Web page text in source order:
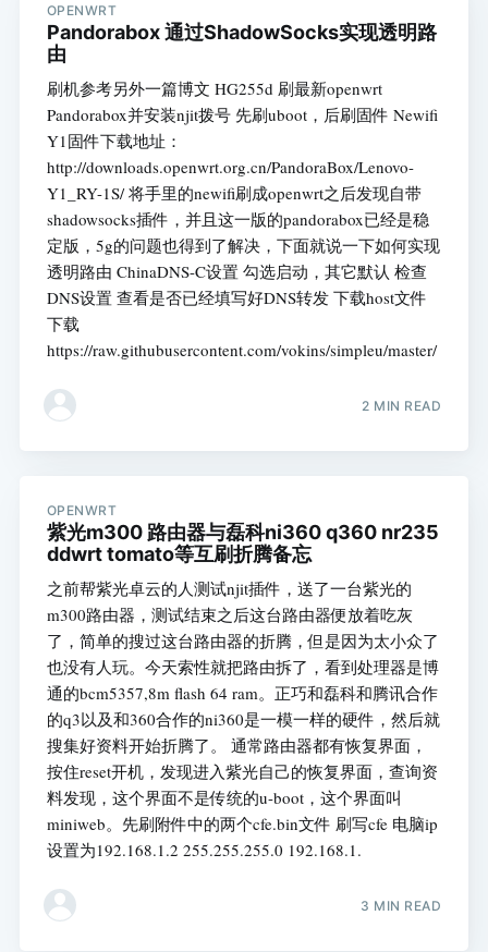
OPENWRT
Pandorabox 通过ShadowSocks实现透明路
由
刷机参考另外一篇博文 HG255d 刷最新openwrt
Pandorabox并安装njit拨号 先刷uboot，后刷固件 Newifi
Y1固件下载地址：
http://downloads.openwrt.org.cn/PandoraBox/Lenovo-
Y1_RY-1S/ 将手里的newifi刷成openwrt之后发现自带
shadowsocks插件，并且这一版的pandorabox已经是稳
定版，5g的问题也得到了解决，下面就说一下如何实现
透明路由 ChinaDNS-C设置 勾选启动，其它默认 检查
DNS设置 查看是否已经填写好DNS转发 下载host文件
下载
https://raw.githubusercontent.com/vokins/simpleu/master/
2 MIN READ
OPENWRT
紫光m300 路由器与磊科ni360 q360 nr235
ddwrt tomato等互刷折腾备忘
之前帮紫光卓云的人测试njit插件，送了一台紫光的
m300路由器，测试结束之后这台路由器便放着吃灰
了，简单的搜过这台路由器的折腾，但是因为太小众了
也没有人玩。今天索性就把路由拆了，看到处理器是博
通的bcm5357,8m flash 64 ram。正巧和磊科和腾讯合作
的q3以及和360合作的ni360是一模一样的硬件，然后就
搜集好资料开始折腾了。 通常路由器都有恢复界面，
按住reset开机，发现进入紫光自己的恢复界面，查询资
料发现，这个界面不是传统的u-boot，这个界面叫
miniweb。先刷附件中的两个cfe.bin文件 刷写cfe 电脑ip
设置为192.168.1.2 255.255.255.0 192.168.1.
3 MIN READ